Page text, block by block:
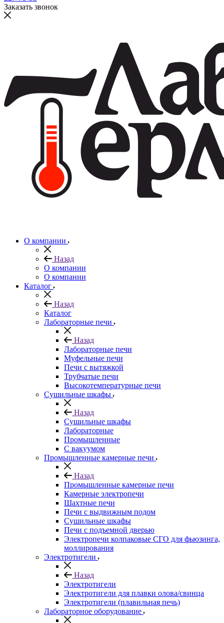
Заказать звонок
О компании
Назад
О компании
О компании
Каталог
Назад
Каталог
Лабораторные печи
Назад
Лабораторные печи
Муфельные печи
Печи с вытяжкой
Трубчатые печи
Высокотемпературные печи
Сушильные шкафы
Назад
Сушильные шкафы
Лабораторные
Промышленные
С вакуумом
Промышленные камерные печи
Назад
Промышленные камерные печи
Камерные электропечи
Шахтные печи
Печи с выдвижным подом
Сушильные шкафы
Печи с подъемной дверью
Электропечи колпаковые СГО для фьюзинга,
моллирования
Электротигели
Назад
Электротигели
Электротигели для плавки олова/свинца
Электротигели (плавильная печь)
Лабораторное оборудование